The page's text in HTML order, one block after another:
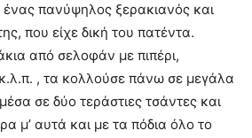
πανύψηλος ξερακιανός και
που είχε δική του πατέντα.
από σελοφάν με πιπέρι,
, τα κολλούσε πάνω σε μεγάλα
σε δύο τεράστιες τσάντες και
μ’ αυτά και με τα πόδια όλο το